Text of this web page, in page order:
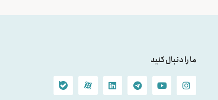
ما را دنبال کنید